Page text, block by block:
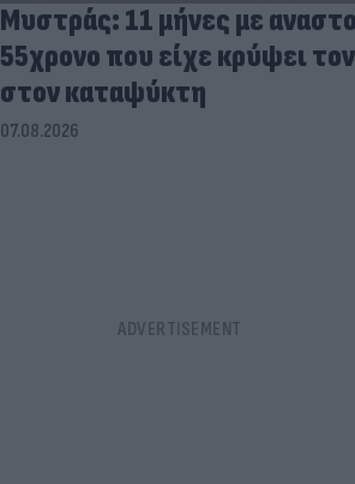
Μυστράς: 11 μήνες με
55χρονο που είχε κρύψει
στον καταψύκτη
07.08.2026